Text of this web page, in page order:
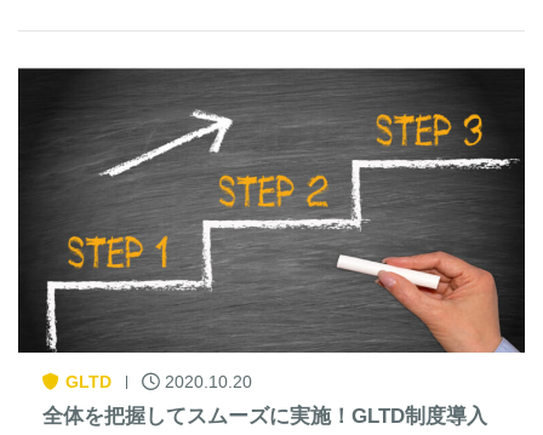
GLTD 2020.10.20
全体を把握してスムーズに実施！GLTD制度導入